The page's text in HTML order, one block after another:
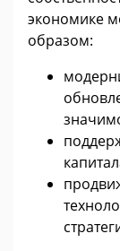
экономике
образом: